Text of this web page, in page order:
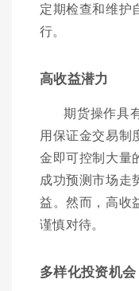
定期检查和维护
行。
高收益潜力
期货操作具
用保证金交易制
金即可控制大量
成功预测市场走
益。然而，高收
谨慎对待。
多样化投资机会